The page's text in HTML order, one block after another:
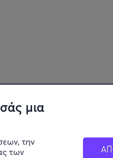
μια
την
των